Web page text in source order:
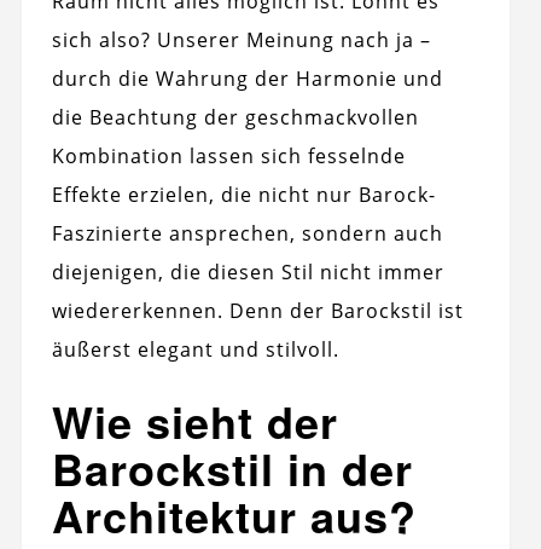
sich also? Unserer Meinung nach ja –
durch die Wahrung der Harmonie und
die Beachtung der geschmackvollen
Kombination lassen sich fesselnde
Effekte erzielen, die nicht nur Barock-
Faszinierte ansprechen, sondern auch
diejenigen, die diesen Stil nicht immer
wiedererkennen. Denn der Barockstil ist
äußerst elegant und stilvoll.
Wie sieht der
Barockstil in der
Architektur aus?